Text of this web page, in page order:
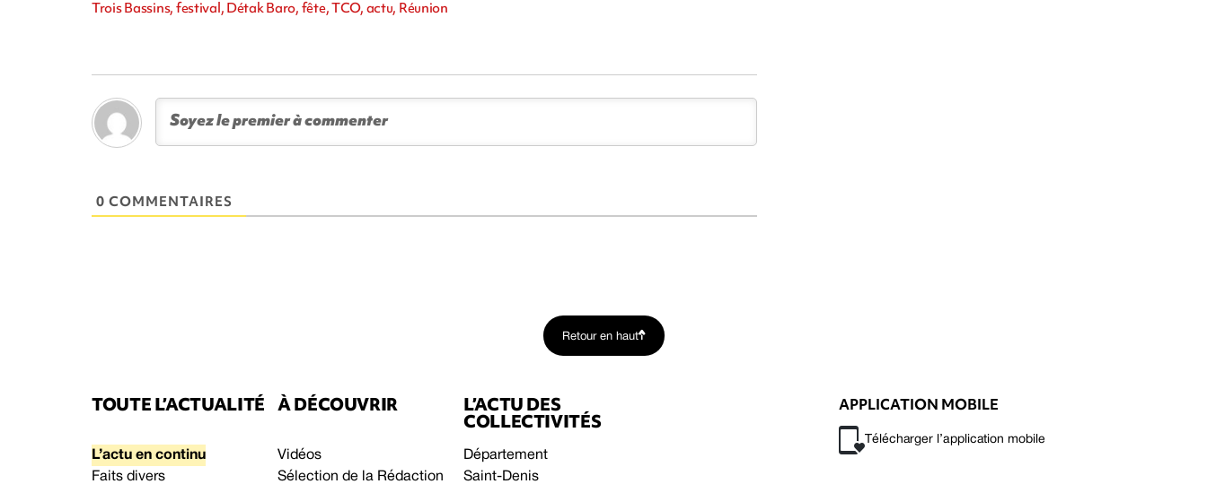
Trois Bassins, festival, Détak Baro, fête, TCO, actu, Réunion
0 COMMENTAIRES
Retour en haut
TOUTE L’ACTUALITÉ
L’actu en continu
Faits divers
À DÉCOUVRIR
Vidéos
Sélection de la Rédaction
L’ACTU DES
COLLECTIVITÉS
Département
Saint-Denis
APPLICATION MOBILE
Télécharger l’application mobile